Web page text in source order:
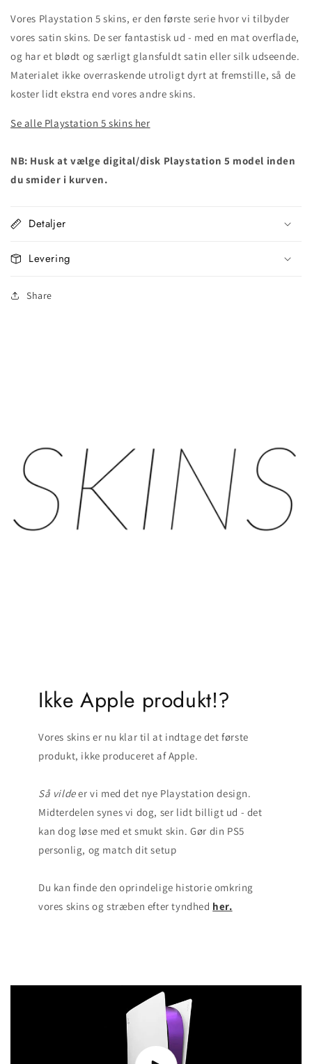
Vores Playstation 5 skins, er den første serie hvor vi tilbyder
vores satin skins. De ser fantastisk ud - med en mat overflade,
og har et blødt og særligt glansfuldt satin eller silk udseende.
Materialet ikke overraskende utroligt dyrt at fremstille, så de
koster lidt ekstra end vores andre skins.
Se alle Playstation 5 skins her
NB: Husk at vælge digital/disk Playstation 5 model inden
du smider i kurven.
Detaljer
Levering
Share
Ikke Apple produkt!?
Vores skins er nu klar til at indtage det første
produkt, ikke produceret af Apple.
Så vildeer vi med det nye Playstation design.
Midterdelen synes vi dog, ser lidt billigt ud - det
kan dog løse med et smukt skin. Gør din PS5
personlig, og match dit setup
Du kan finde den oprindelige historie omkring
vores skins og stræben efter tyndhed her.